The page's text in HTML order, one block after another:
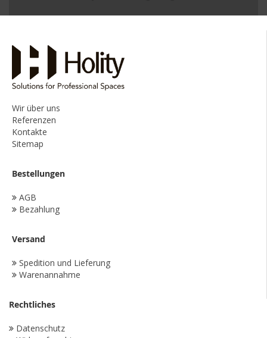
Wir über uns
Referenzen
Kontakte
Sitemap
Bestellungen
AGB
Bezahlung
Versand
Spedition und Lieferung
Warenannahme
Rechtliches
Datenschutz